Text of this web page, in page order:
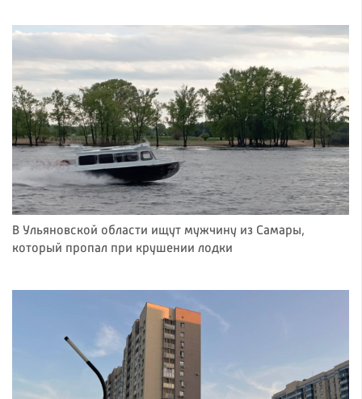
В Ульяновской области ищут мужчину из Самары,
который пропал при крушении лодки